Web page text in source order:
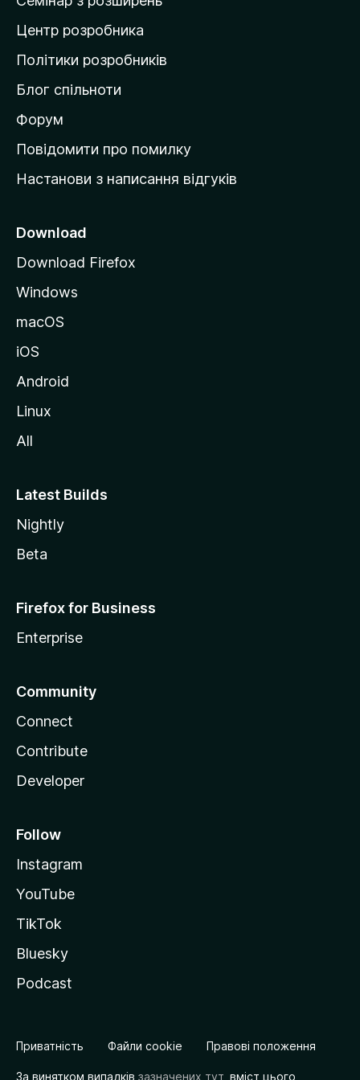
а
д
о
і
в
к
M
z
l
l
Центр розробника
Політики розробників
Блог спільноти
Форум
Повідомити про помилку
Настанови з написання відгуків
Download
Download Firefox
Windows
macOS
iOS
Android
Linux
All
Latest Builds
Nightly
Beta
Firefox for Business
Enterprise
Community
Connect
Contribute
Developer
Follow
Instagram
YouTube
TikTok
Bluesky
Podcast
Приватність Файли cookie Правові положення
За винятком випадків зазначених тут , вміст цього